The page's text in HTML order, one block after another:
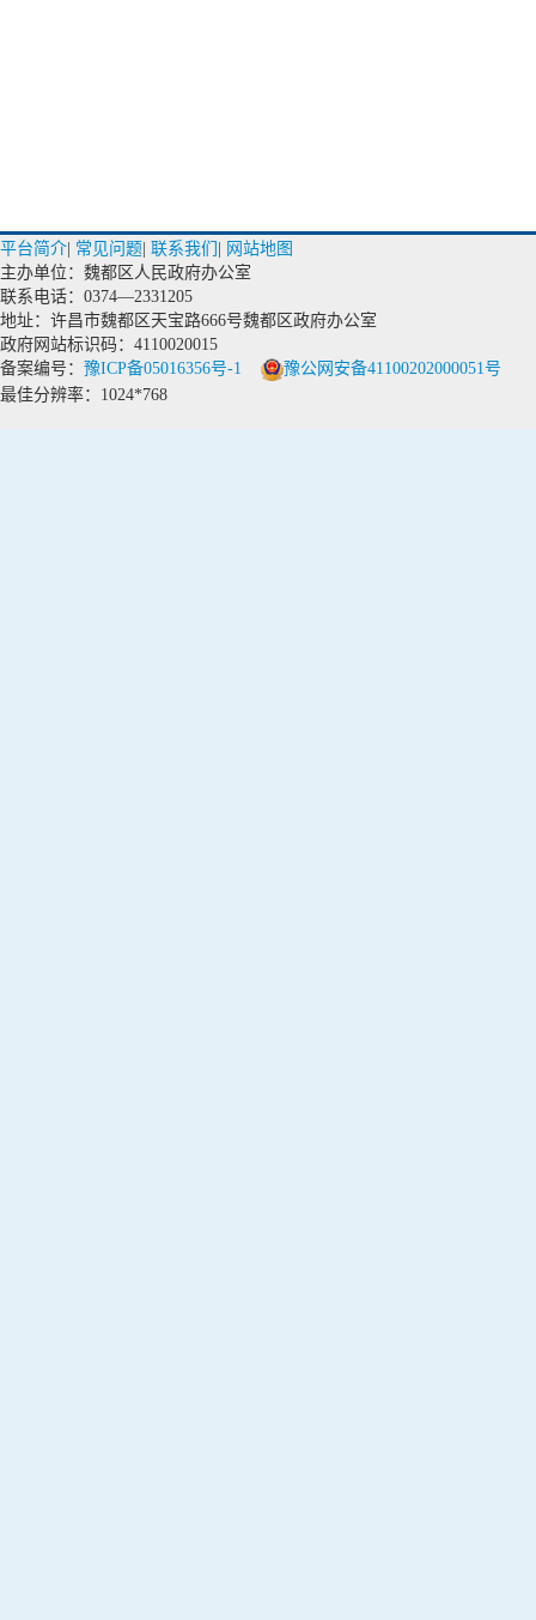
平台简介 常见问题 联系我们
网站地图
主办单位：魏都区人民政府办公室
联系电话：0374—2331205
地址：许昌市魏都区天宝路666号魏都区政府办公室
政府网站标识码：4110020015
备案编号： 豫ICP备05016356号-1
豫公网安备41100202000051号
最佳分辨率：1024*768